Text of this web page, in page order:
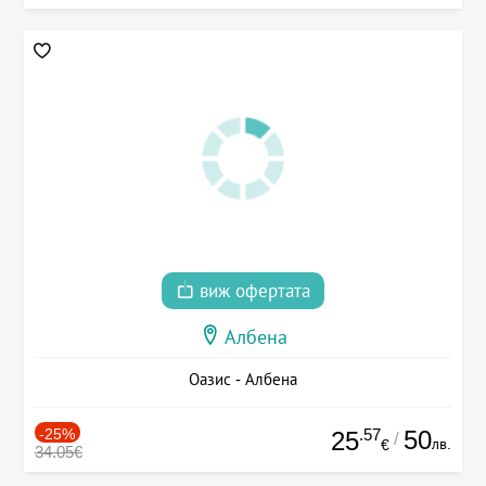
виж офертата
Албена
Оазис - Албена
-25%
34.05€ 25.57
€ / 50лв.